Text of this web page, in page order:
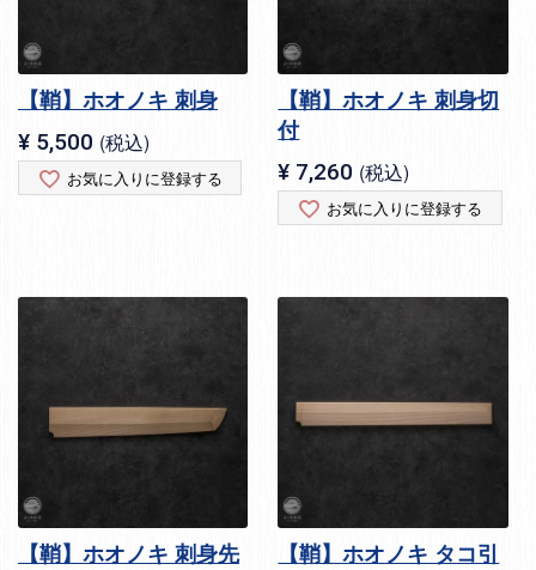
【鞘】ホオノキ 刺身
¥ 5,500 税込
お気に入りに登録する
【鞘】ホオノキ 刺身切
付
¥ 7,260 税込
お気に入りに登録する
【鞘】ホオノキ 刺身先
【鞘】ホオノキ タコ引